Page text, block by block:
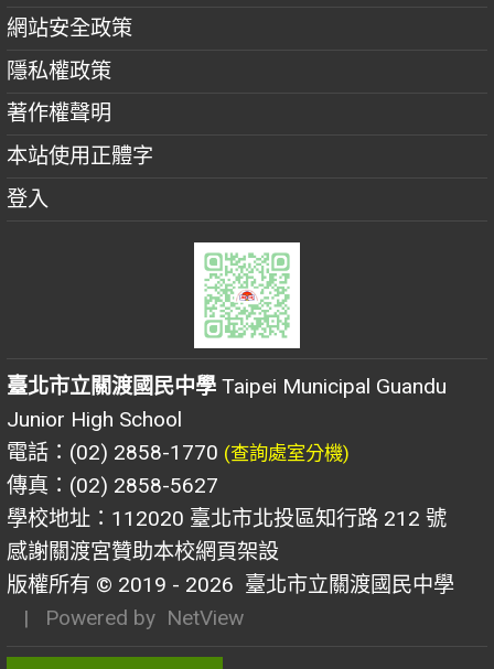
網站安全政策
隱私權政策
著作權聲明
本站使用正體字
登入
臺北市立關渡國民中學 Taipei Municipal Guandu
Junior High School
電話：(02) 2858-1770 (查詢處室分機)
傳真：(02) 2858-5627
學校地址：112020 臺北市北投區知行路 212 號
感謝關渡宮贊助本校網頁架設
版權所有 © 2019 - 2026 臺北市立關渡國民中學
| Powered by NetView